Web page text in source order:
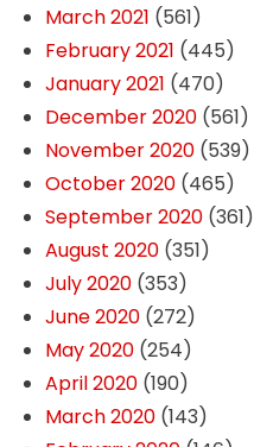
March 2021 (561)
February 2021 (445)
January 2021 (470)
December 2020(561)
November 2020(539)
October 2020(465)
September 2020(361)
August 2020(351)
July 2020(353)
June 2020(272)
May 2020(254)
April 2020(190)
March 2020(143)